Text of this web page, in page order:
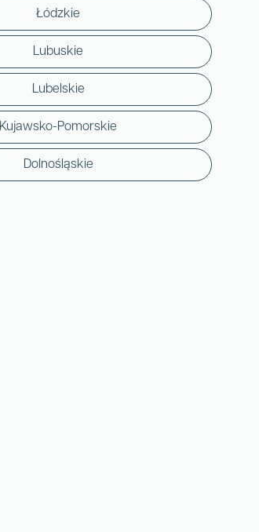
Łódzkie
Lubuskie
Lubelskie
Kujawsko-Pomorskie
Dolnośląskie